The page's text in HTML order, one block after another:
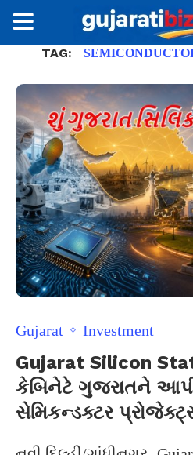
TAG:
Gujarat Investment
Gujarat Silicon
કેબિનેટે ગુજરાતને
સેમિકન્ડક્ટર